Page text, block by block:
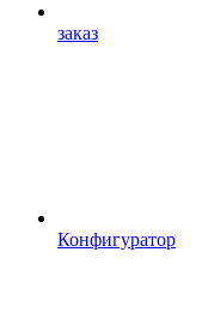
заказ
Конфигуратор